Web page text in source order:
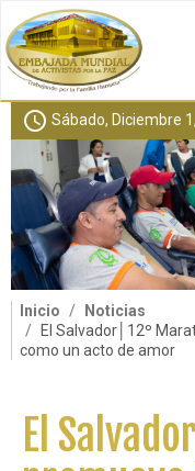
al
contenido
principal
schedule Sábado, Diciembre
Inicio
Noticias
El Salvador│12º
como un acto de amor
El